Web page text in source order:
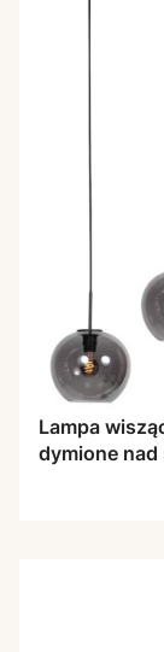
Lampa
dymione nad